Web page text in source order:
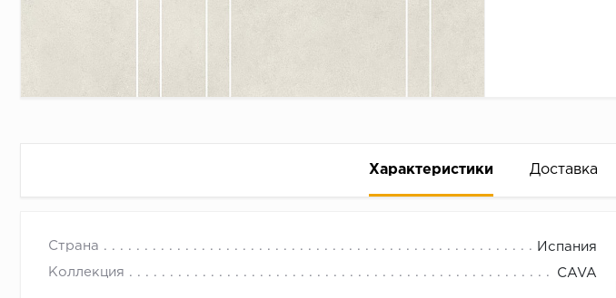
Характеристики Доставка
Страна Испания
Коллекция CAVA